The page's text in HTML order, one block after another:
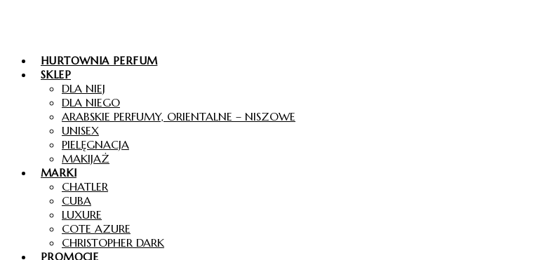
HURTOWNIA PERFUM
SKLEP
DLA NIEJ
DLA NIEGO
ARABSKIE PERFUMY, ORIENTALNE – NISZOWE
UNISEX
PIELĘGNACJA
MAKIJAŻ
MARKI
CHATLER
CUBA
LUXURE
COTE AZURE
CHRISTOPHER DARK
PROMOCJE